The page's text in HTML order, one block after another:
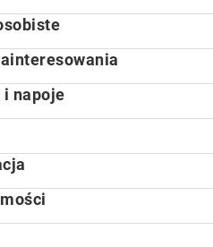
napoje